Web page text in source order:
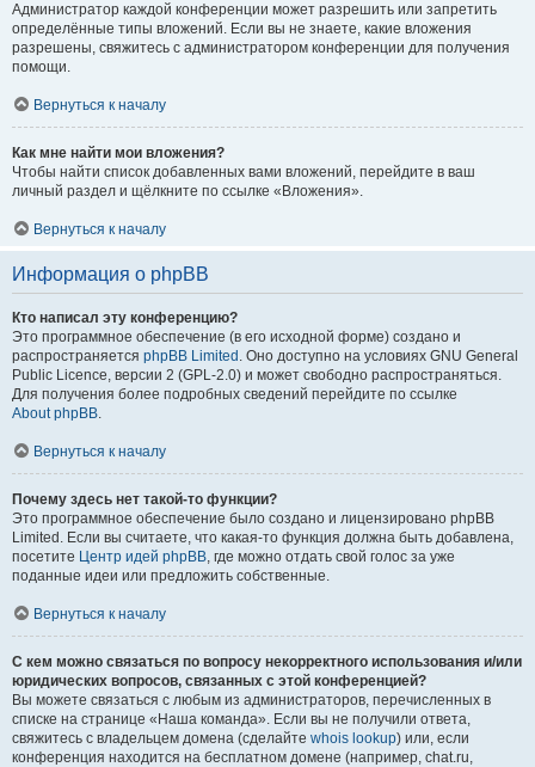
Администратор каждой конференции может разрешить или запретить
определённые типы вложений. Если вы не знаете, какие вложения
разрешены, свяжитесь с администратором конференции для получения
помощи.
Вернуться к началу
Как мне найти мои вложения?
Чтобы найти список добавленных вами вложений, перейдите в ваш
личный раздел и щёлкните по ссылке «Вложения».
Вернуться к началу
Информация о phpBB
Кто написал эту конференцию?
Это программное обеспечение (в его исходной форме) создано и
распространяется phpBB Limited . Оно доступно на условиях GNU General
Public Licence, версии 2 (GPL-2.0) и может свободно распространяться.
Для получения более подробных сведений перейдите по ссылке
About phpBB.
Вернуться к началу
Почему здесь нет такой-то функции?
Это программное обеспечение было создано и лицензировано phpBB
Limited. Если вы считаете, что какая-то функция должна быть добавлена,
посетите Центр идей phpBB, где можно отдать свой голос за уже
поданные идеи или предложить собственные.
Вернуться к началу
С кем можно связаться по вопросу некорректного использования и/или
юридических вопросов, связанных с этой конференцией?
Вы можете связаться с любым из администраторов, перечисленных в
списке на странице «Наша команда». Если вы не получили ответа,
свяжитесь с владельцем домена (сделайте whois lookup) или, если
конференция находится на бесплатном домене (например, chat.ru,